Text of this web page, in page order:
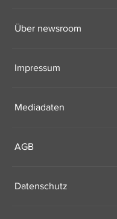
Über newsroom
Impressum
Mediadaten
AGB
Datenschutz